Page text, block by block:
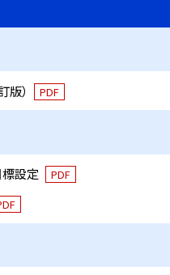
） PDF
設定 PDF